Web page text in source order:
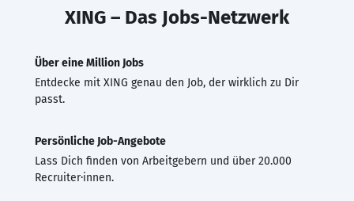
XING – Das Jobs-Netzwerk
Über eine Million Jobs
Entdecke mit XING genau den Job, der wirklich zu Dir
passt.
Persönliche Job-Angebote
Lass Dich finden von Arbeitgebern und über 20.000
Recruiter·innen.